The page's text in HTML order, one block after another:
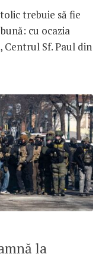
trebuie să fie
cu ocazia
Centrul Sf. Paul din
la